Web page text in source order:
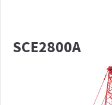
SCE2800A